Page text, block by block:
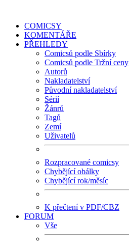
COMICSY
KOMENTÁŘE
PŘEHLEDY
Comicsů podle Sbírky
Comicsů podle Tržní ceny
Autorů
Nakladatelství
Původní nakladatelství
Sérií
Žánrů
Tagů
Zemí
Uživatelů
Rozpracované comicsy
Chybějící obálky
Chybějící rok/měsíc
K přečtení v PDF/CBZ
FORUM
Vše